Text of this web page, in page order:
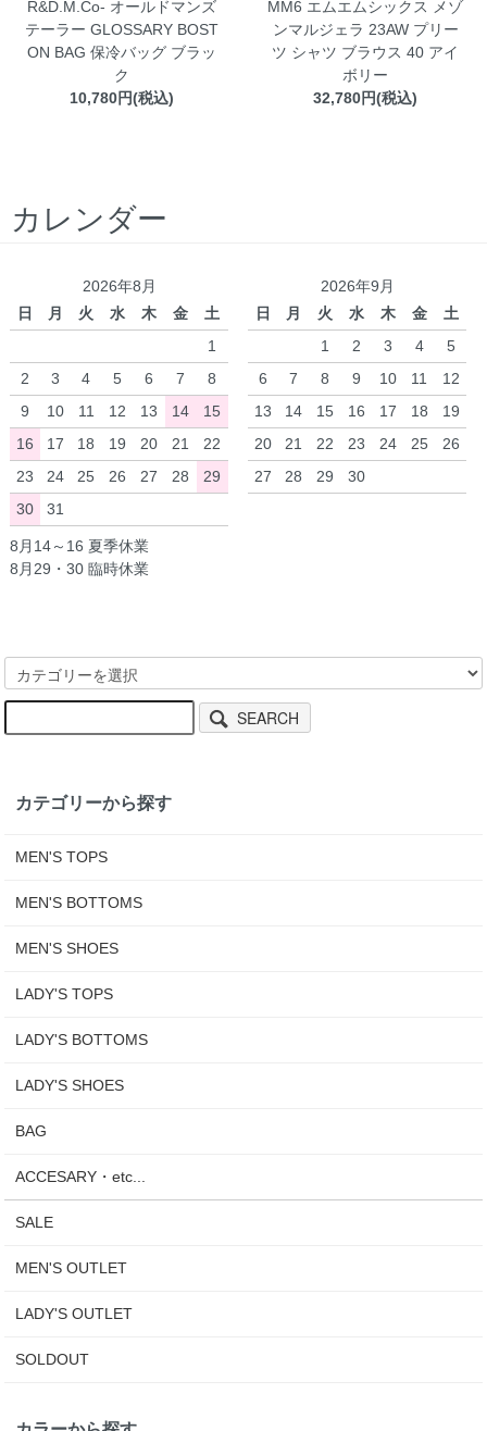
R&D.M.Co- オールドマンズ
テーラー GLOSSARY BOST
ON BAG 保冷バッグ ブラッ
ク
10,780円(税込)
MM6 エムエムシックス メゾ
ンマルジェラ 23AW プリー
ツ シャツ ブラウス 40 アイ
ボリー
32,780円(税込)
カレンダー
2026年8月
日
月 火 水 木 金
土
1
2
3 4 5 6 7
8
9
10 11 12 13 14
15
16
17 18 19 20 21
22
23
24 25 26 27 28
29
30
31
2026年9月
日
月 火 水 木 金
土
1
2 3 4
5
6
7 8 9 10 11
12
13
14 15 16 17 18
19
20
21 22 23 24 25
26
27
28 29 30
8月14～16 夏季休業
8月29・30 臨時休業
SEARCH
カテゴリーから探す
MEN'S TOPS
MEN'S BOTTOMS
MEN'S SHOES
LADY'S TOPS
LADY'S BOTTOMS
LADY'S SHOES
BAG
ACCESARY・etc...
SALE
MEN'S OUTLET
LADY'S OUTLET
SOLDOUT